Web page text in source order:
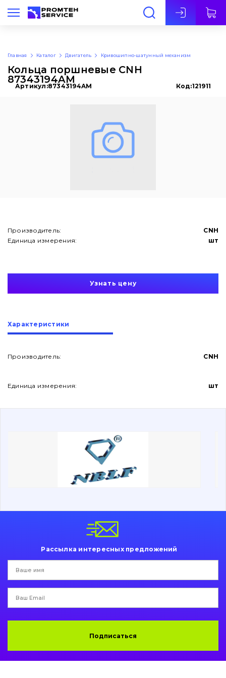
Рус
О нас
Контакты
Вакансии
Фильтры и смазочные материалы
Болты, гайки и элементы крепления
Коронки, зубья, адаптера, пальцы, фиксаторы
Ножи, режущие кромки
Подушки амортизационные
Пальци и втулки
написати
зателефонувати
Главная Каталог Двигатель Кривошипно-шатунный механизм
Кольца поршневые CNH
87343194AM
Артикул:87343194AM Код:121911
Производитель:
CNH
Единица измерения:
шт
Узнать цену
Характеристики
Производитель: CNH
Единица измерения: шт
Рассылка интересных предложений
Подписаться